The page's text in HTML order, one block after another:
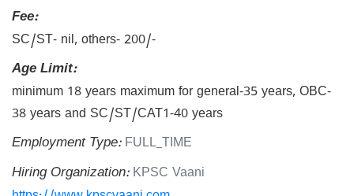
Fee:
SC/ST- nil, others- 200/-
Age Limit:
minimum 18 years maximum for general-35 years, OBC-
38 years and SC/ST/CAT1-40 years
Employment Type: FULL_TIME
Hiring Organization: KPSC Vaani